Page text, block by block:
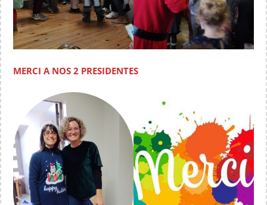
MERCI A NOS 2 PRESIDENTES